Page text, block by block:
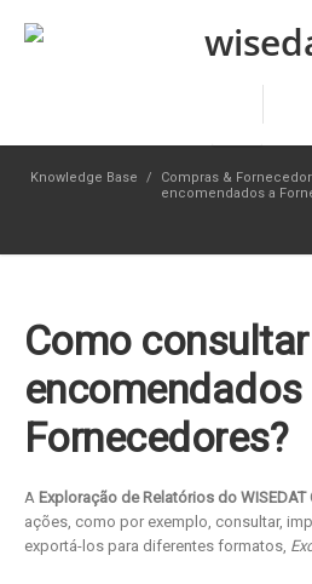
Knowledge Base / Compras &
encomendados a
Como
encomendados
Fornecedores?
A Exploração de Relatórios do WISEDAT
ações, como por exemplo, consultar,
exportá-los para diferentes formatos,